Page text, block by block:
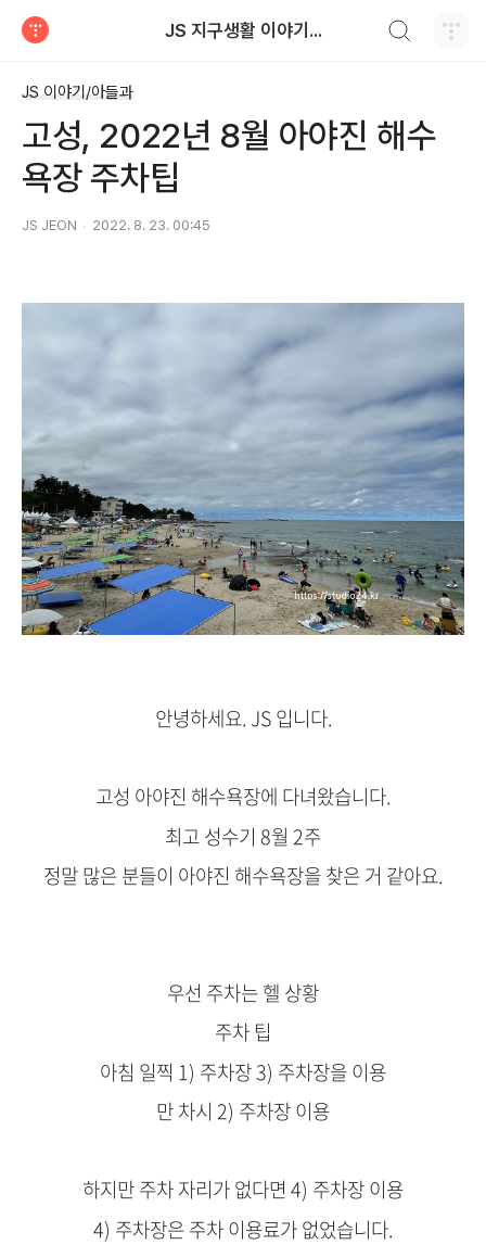
JS 지구생활 이야기...
JS 이야기/아들과
고성, 2022년 8월 아야진 해수
욕장 주차팁
JS JEON 2022. 8. 23. 00:45
안녕하세요. JS 입니다.
고성 아야진 해수욕장에 다녀왔습니다.
최고 성수기 8월 2주
정말 많은 분들이 아야진 해수욕장을 찾은 거 같아요.
우선 주차는 헬 상황
주차 팁
아침 일찍 1) 주차장 3) 주차장을 이용
만 차시 2) 주차장 이용
하지만 주차 자리가 없다면 4) 주차장 이용
4) 주차장은 주차 이용료가 없었습니다.